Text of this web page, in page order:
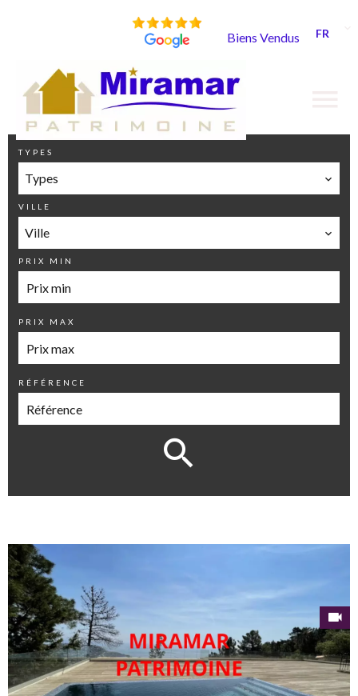
Biens Vendus FR
TYPES
Types
VILLE
Ville
PRIX MIN
PRIX MAX
RÉFÉRENCE